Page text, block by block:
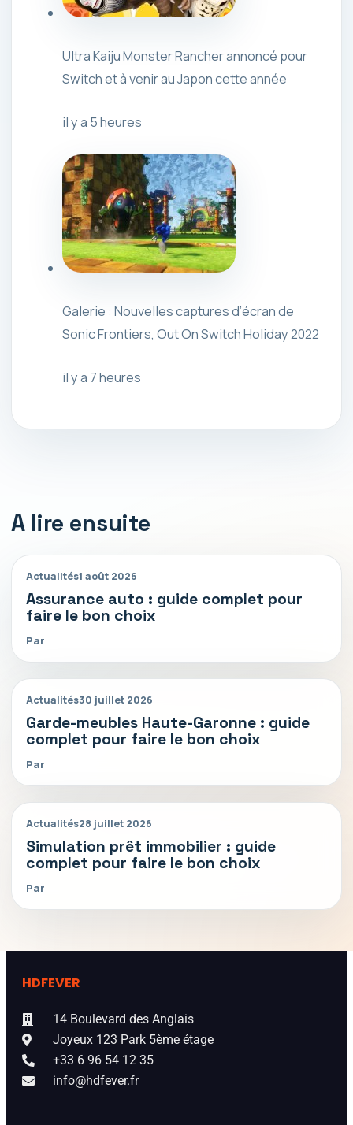
Ultra Kaiju Monster Rancher annoncé pour
Switch et à venir au Japon cette année
il y a 5 heures
Galerie : Nouvelles captures d’écran de
Sonic Frontiers, Out On Switch Holiday 2022
il y a 7 heures
A lire ensuite
Actualités1 août 2026
Assurance auto : guide complet pour
faire le bon choix
Par
Actualités30 juillet 2026
Garde-meubles Haute-Garonne : guide
complet pour faire le bon choix
Par
Actualités28 juillet 2026
Simulation prêt immobilier : guide
complet pour faire le bon choix
Par
HDFEVER
14 Boulevard des Anglais
Joyeux 123 Park 5ème étage
+33 6 96 54 12 35
info@hdfever.fr